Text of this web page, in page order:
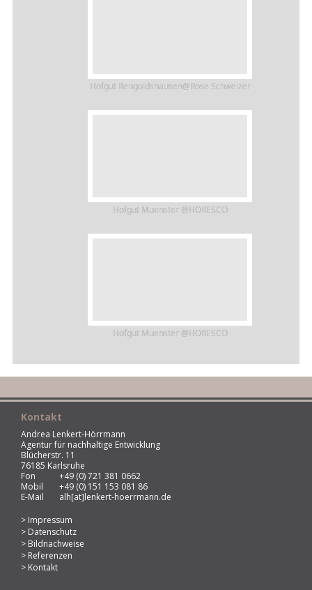
Hofgut Rengoldshausen@Rose Schweizer
Hofgut Muenster @HORESCO
Hofgut Muenster @HORESCO
Kontakt
Andrea Lenkert-Hörrmann
Agentur für nachhaltige Entwicklung
Blücherstr. 11
76185 Karlsruhe
Fon
+49 (0) 721 381 0662
Mobil
+49 (0) 151 153 081 86
E-Mail
alh[at]lenkert-hoerrmann.de
Impressum
Datenschutz
Bildnachweise
Referenzen
Kontakt